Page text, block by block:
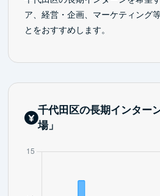
ア、経営・企画、マーケティング
とをおすすめします。
千代田区の長期インター
場」